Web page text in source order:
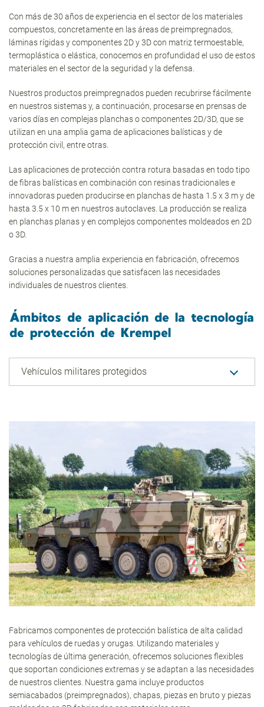
Con más de 30 años de experiencia en el sector de los materiales
compuestos, concretamente en las áreas de preimpregnados,
láminas rígidas y componentes 2D y 3D con matriz termoestable,
termoplástica o elástica, conocemos en profundidad el uso de estos
materiales en el sector de la seguridad y la defensa.
Nuestros productos preimpregnados pueden recubrirse fácilmente
en nuestros sistemas y, a continuación, procesarse en prensas de
varios días en complejas planchas o componentes 2D/3D, que se
utilizan en una amplia gama de aplicaciones balísticas y de
protección civil, entre otras.
Las aplicaciones de protección contra rotura basadas en todo tipo
de fibras balísticas en combinación con resinas tradicionales e
innovadoras pueden producirse en planchas de hasta 1.5 x 3 m y de
hasta 3.5 x 10 m en nuestros autoclaves. La producción se realiza
en planchas planas y en complejos componentes moldeados en 2D
o 3D.
Gracias a nuestra amplia experiencia en fabricación, ofrecemos
soluciones personalizadas que satisfacen las necesidades
individuales de nuestros clientes.
Ámbitos de aplicación de la tecnología
de protección de Krempel
Vehículos militares protegidos
Fabricamos componentes de protección balística de alta calidad
para vehículos de ruedas y orugas. Utilizando materiales y
tecnologías de última generación, ofrecemos soluciones flexibles
que soportan condiciones extremas y se adaptan a las necesidades
de nuestros clientes. Nuestra gama incluye productos
semiacabados (preimpregnados), chapas, piezas en bruto y piezas